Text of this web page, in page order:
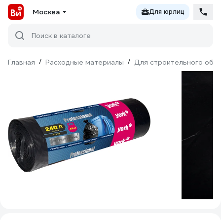
Москва Для юрлиц
Поиск в каталоге
Главная / Расходные материалы / Для строительного